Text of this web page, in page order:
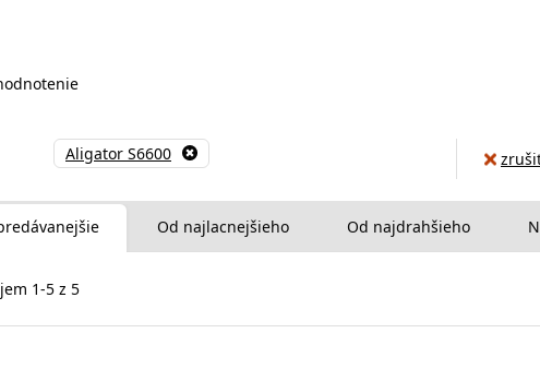
Aligator S6600
Od najlacnejšieho Od najdrahšieho
1-5 z 5